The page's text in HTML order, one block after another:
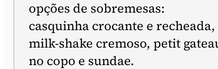
opções de sobremesas:
casquinha crocante e recheada,
milk-shake cremoso, petit
no copo e sundae.